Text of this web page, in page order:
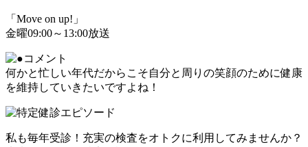
「Move on up!」
金曜09:00～13:00放送
何かと忙しい年代だからこそ自分と周りの笑顔のために健康
を維持していきたいですよね！
私も毎年受診！充実の検査をオトクに利用してみませんか？